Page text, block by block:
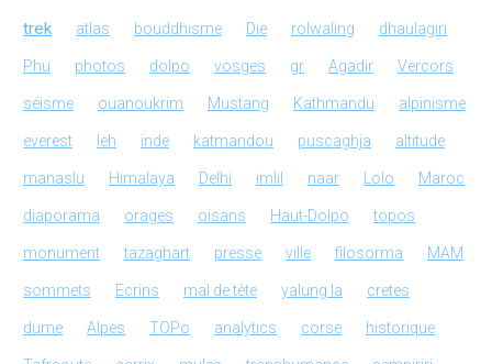
trek atlas bouddhisme Die rolwaling dhaulagiri
Phu photos dolpo vosges gr Agadir Vercors
séisme ouanoukrim Mustang Kathmandu alpinisme
everest leh inde katmandou puscaghja altitude
manaslu Himalaya Delhi imlil naar Lolo Maroc
diaporama orages oisans Haut-Dolpo topos
monument tazaghart presse ville filosorma MAM
sommets Ecrins mal de tête yalung la cretes
dume Alpes TOPo analytics corse historique